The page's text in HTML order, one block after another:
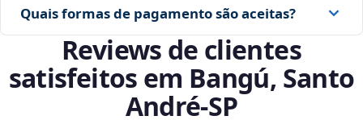
Quais formas de pagamento são aceitas?
Reviews de clientes
satisfeitos em Bangú, Santo
André‑SP